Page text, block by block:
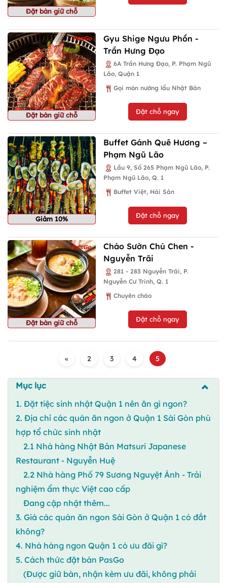
Đặt bàn giữ chỗ
Đặt bàn giữ chỗ
Gyu Shige Ngưu Phồn -
Trần Hưng Đạo
6A Trần Hưng Đạo, P. Phạm Ngũ
Lão, Quận 1
Gọi món nướng lẩu Nhật Bản
Đặt chỗ ngay
Giảm 10%
Buffet Gánh Quê Hương –
Phạm Ngũ Lão
Lầu 9, Số 265 Phạm Ngũ Lão, P.
Phạm Ngũ Lão, Q. 1
Buffet Việt, Hải Sản
Đặt chỗ ngay
Đặt bàn giữ chỗ
Cháo Sườn Chú Chen -
Nguyễn Trãi
281 - 283 Nguyễn Trãi, P.
Nguyễn Cư Trinh, Q. 1
Chuyên cháo
Đặt chỗ ngay
« 2 3 4 5
Mục lục
1. Đặt tiệc sinh nhật Quận 1 nên ăn gì ngon?
2. Địa chỉ các quán ăn ngon ở Quận 1 Sài Gòn phù
hợp tổ chức sinh nhật
2.1 Nhà hàng Nhật Bản Matsuri Japanese
Restaurant - Nguyễn Huệ
2.2 Nhà hàng Phố 79 Sương Nguyệt Ánh - Trải
nghiệm ẩm thực Việt cao cấp
Đang cập nhật thêm...
3. Giá các quán ăn ngon Sài Gòn ở Quận 1 có đắt
không?
4. Nhà hàng ngon Quận 1 có ưu đãi gì?
5. Cách thức đặt bàn PasGo
(Được giữ bàn, nhận kèm ưu đãi, không phải